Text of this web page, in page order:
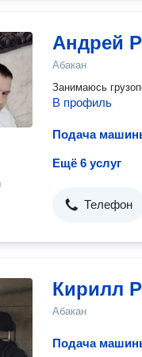
Андрей
Абакан
Занимаюсь
В профиль
Ещё 6 услуг
Телефон
Кирилл
Абакан
Подача